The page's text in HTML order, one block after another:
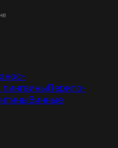
Перито-
Винные